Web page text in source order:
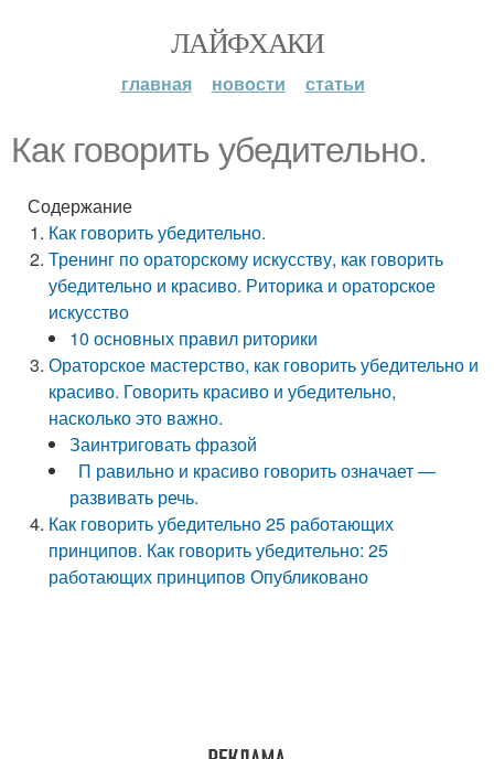
ЛАЙФХАКИ
главная новости статьи
Как говорить убедительно.
Содержание
Как говорить убедительно.
Тренинг по ораторскому искусству, как говорить
убедительно и красиво. Риторика и ораторское
искусство
10 основных правил риторики
Ораторское мастерство, как говорить убедительно и
красиво. Говорить красиво и убедительно,
насколько это важно.
Заинтриговать фразой
П равильно и красиво говорить означает —
развивать речь.
Как говорить убедительно 25 работающих
принципов. Как говорить убедительно: 25
работающих принципов Опубликовано